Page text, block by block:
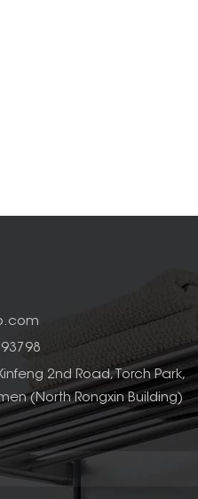
2nd Road, Torch Park,
(North Rongxin Building)